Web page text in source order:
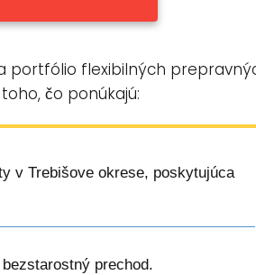
portfólio flexibilných
čo ponúkajú:
v Trebišove okrese, poskytujúca
prechod.